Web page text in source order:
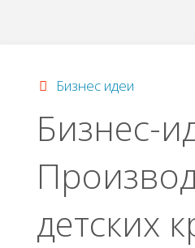
Бизнес идеи
Бизнес-
детских